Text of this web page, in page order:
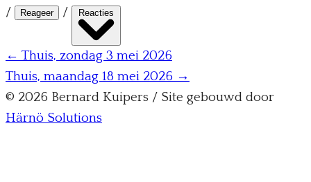
/ Reageer / Reacties
← Thuis, zondag 3 mei 2026
Thuis, maandag 18 mei 2026 →
© 2026 Bernard Kuipers / Site gebouwd door
Härnö Solutions